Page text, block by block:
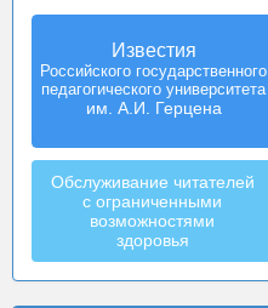
Известия
Российского государственного
педагогического университета
им. А.И. Герцена
Обслуживание читателей
с ограниченными
возможностями
здоровья